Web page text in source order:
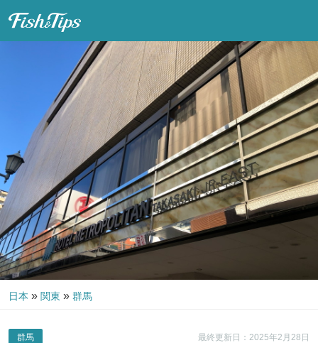
日本 » 関東 » 群馬
最終更新日：2025年2月28日
群馬